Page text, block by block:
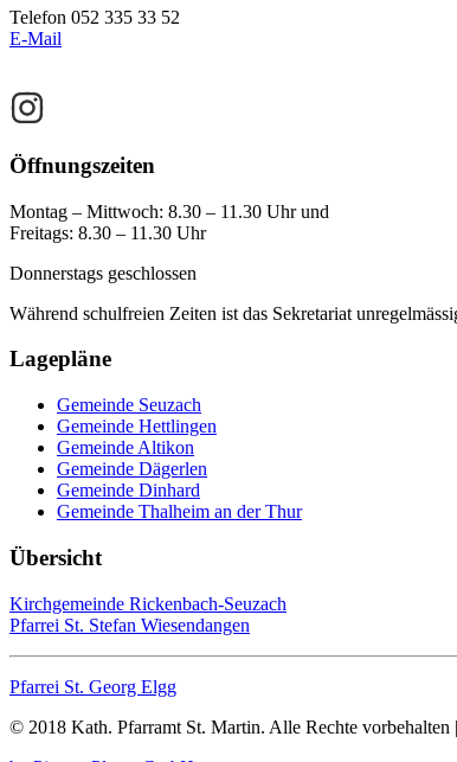
Telefon 052 335 33 52
E-Mail
Öffnungszeiten
Montag – Mittwoch: 8.30 – 11.30 Uhr und
Freitags: 8.30 – 11.30 Uhr
Donnerstags geschlossen
Während schulfreien Zeiten ist das Sekretariat
Lagepläne
Gemeinde Seuzach
Gemeinde Hettlingen
Gemeinde Altikon
Gemeinde Dägerlen
Gemeinde Dinhard
Gemeinde Thalheim an der Thur
Übersicht
Kirchgemeinde Rickenbach-Seuzach
Pfarrei St. Stefan Wiesendangen
Pfarrei St. Georg Elgg
© 2018 Kath. Pfarramt St. Martin. Alle Rechte vorbehalten |